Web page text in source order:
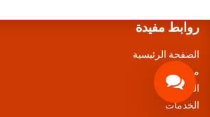
روابط مفيدة
الصفحة الرئيسية
من نحن
المنتجات
الخدمات